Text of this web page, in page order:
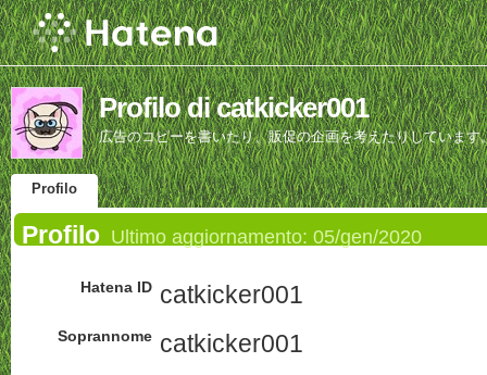
Profilo di catkicker001
広告のコピーを書いたり、販促の企画を考えたりしていま
Profilo
Profilo Ultimo aggiornamento: 05/gen/2020
Hatena ID catkicker001
Soprannome catkicker001